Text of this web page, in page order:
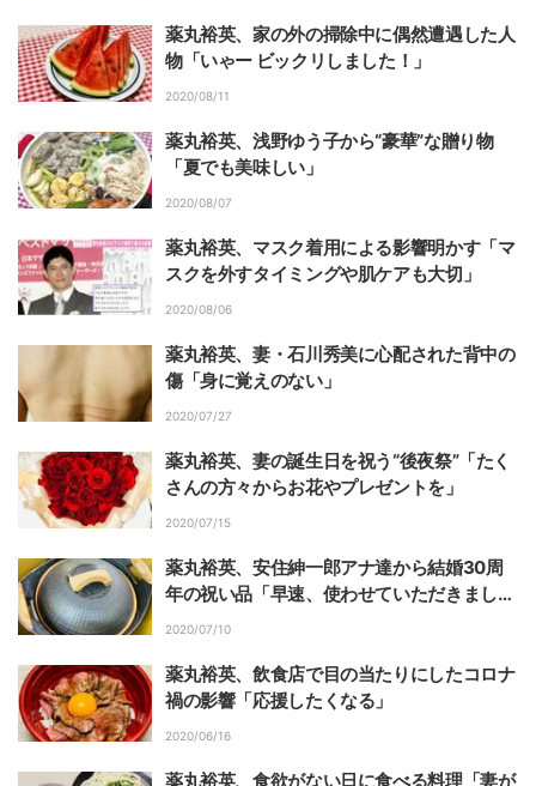
薬丸裕英、家の外の掃除中に偶然遭遇した人
物「いゃー ビックリしました！」
2020/08/11
薬丸裕英、浅野ゆう子から“豪華”な贈り物
「夏でも美味しい」
2020/08/07
薬丸裕英、マスク着用による影響明かす「マ
スクを外すタイミングや肌ケアも大切」
2020/08/06
薬丸裕英、妻・石川秀美に心配された背中の
傷「身に覚えのない」
2020/07/27
薬丸裕英、妻の誕生日を祝う“後夜祭”「たく
さんの方々からお花やプレゼントを」
2020/07/15
薬丸裕英、安住紳一郎アナ達から結婚30周
年の祝い品「早速、使わせていただきまし
た」
2020/07/10
薬丸裕英、飲食店で目の当たりにしたコロナ
禍の影響「応援したくなる」
2020/06/16
薬丸裕英、食欲がない日に食べる料理「妻が